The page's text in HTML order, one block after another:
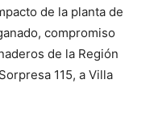
de la planta de
compromiso
de la Región
115, a Villa